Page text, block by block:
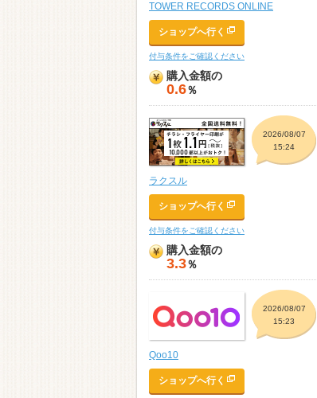
TOWER RECORDS ONLINE
ショップへ行く
付与条件をご確認ください
購入金額の
0.6％
2026/08/07
15:24
ラクスル
ショップへ行く
付与条件をご確認ください
購入金額の
3.3％
2026/08/07
15:23
Qoo10
ショップへ行く